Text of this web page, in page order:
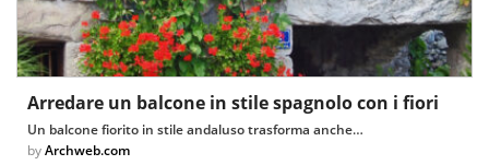
Arredare un balcone in stile spagnolo con i fiori
Un balcone fiorito in stile andaluso trasforma anche…
byArchweb.com